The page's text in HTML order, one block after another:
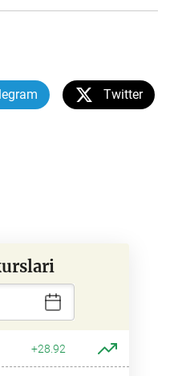
Twitter
+28.92